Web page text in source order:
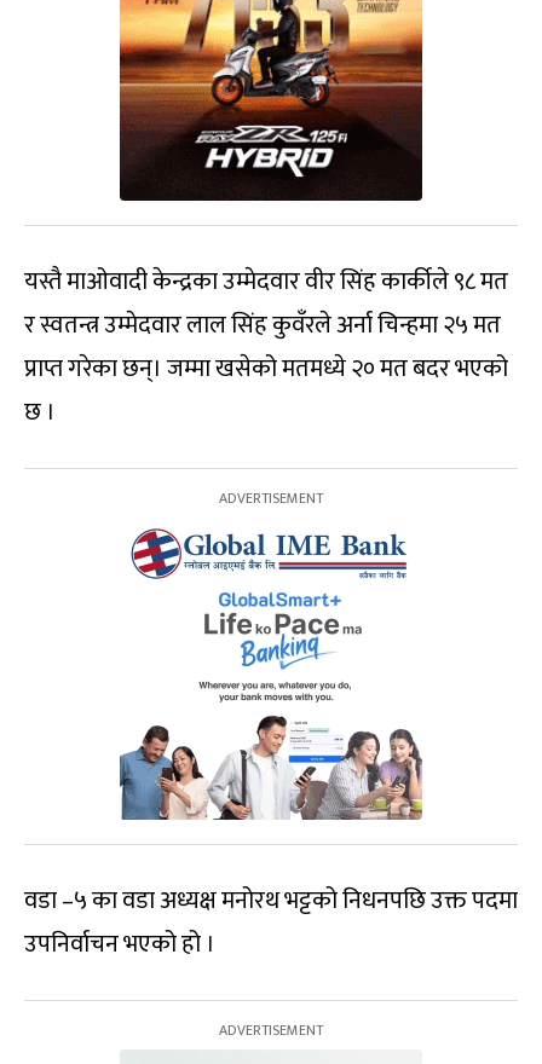
यस्तै माओवादी केन्द्रका उम्मेदवार वीर सिंह कार्कीले ९८ मत
र स्वतन्त्र उम्मेदवार लाल सिंह कुवँरले अर्ना चिन्हमा २५ मत
प्राप्त गरेका छन्। जम्मा खसेको मतमध्ये २० मत बदर भएको
छ ।
वडा –५ का वडा अध्यक्ष मनोरथ भट्टको निधनपछि उक्त पदमा
उपनिर्वाचन भएको हो ।